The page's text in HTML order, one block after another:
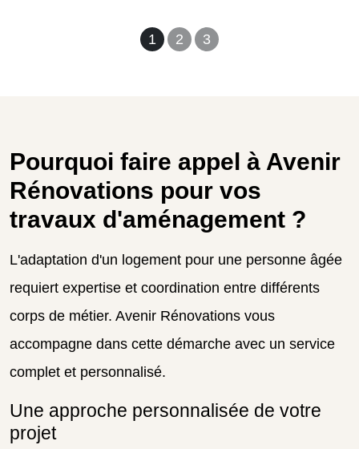
1 2 3
Pourquoi faire appel à Avenir
Rénovations pour vos
travaux d'aménagement ?
L'adaptation d'un logement pour une personne âgée
requiert expertise et coordination entre différents
corps de métier. Avenir Rénovations vous
accompagne dans cette démarche avec un service
complet et personnalisé.
Une approche personnalisée de votre
projet